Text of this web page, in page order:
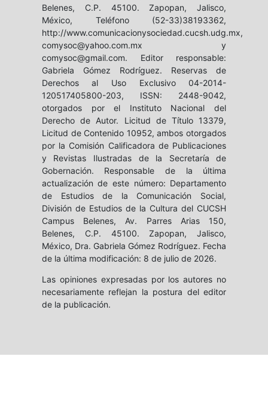
Belenes, C.P. 45100. Zapopan, Jalisco,
México, Teléfono (52-33)38193362,
http://www.comunicacionysociedad.cucsh.udg.mx,
comysoc@yahoo.com.mx y
comysoc@gmail.com. Editor responsable:
Gabriela Gómez Rodríguez. Reservas de
Derechos al Uso Exclusivo 04-2014-
120517405800-203, ISSN: 2448-9042,
otorgados por el Instituto Nacional del
Derecho de Autor. Licitud de Título 13379,
Licitud de Contenido 10952, ambos otorgados
por la Comisión Calificadora de Publicaciones
y Revistas Ilustradas de la Secretaría de
Gobernación. Responsable de la última
actualización de este número: Departamento
de Estudios de la Comunicación Social,
División de Estudios de la Cultura del CUCSH
Campus Belenes, Av. Parres Arias 150,
Belenes, C.P. 45100. Zapopan, Jalisco,
México, Dra. Gabriela Gómez Rodríguez. Fecha
de la última modificación: 8 de julio de 2026.
Las opiniones expresadas por los autores no
necesariamente reflejan la postura del editor
de la publicación.